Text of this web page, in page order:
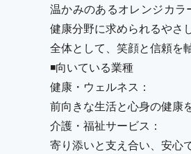
温かみのあるオレンジカラ
健康分野に求められるやさ
全体として、笑顔と信頼を
◾️向いている業種
健康・ウェルネス：
前向きな生活と心身の健康
介護・福祉サービス：
寄り添いと支え合い、安心